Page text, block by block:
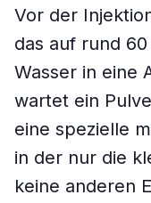
Vor der
das auf rund
Wasser in eine
wartet ein
eine spezielle
in der nur die
keine anderen